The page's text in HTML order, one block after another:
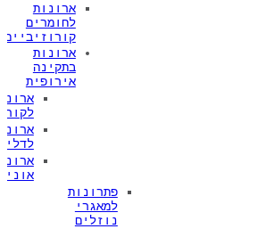
ארונות
לחומרים
קורוזיביים
ארונות
בתקינה
אירופית
ארונות
לקורוזיביים
ארונות
לדליקים
ארונות
אוניברסליים
פתרונות
למאגרי
נוזלים